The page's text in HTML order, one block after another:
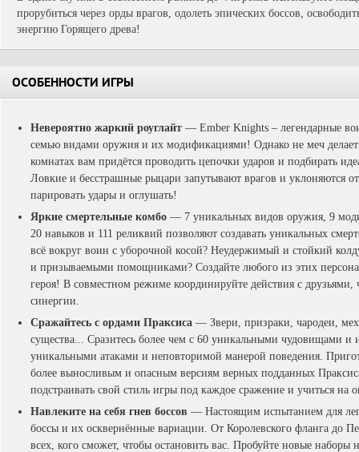
прорубиться через орды врагов, одолеть эпических боссов,
энергию Горящего древа!
ОСОБЕННОСТИ ИГРЫ
Невероятно жаркий роуглайт — Ember Knights – легендарные
семью видами оружия и их модификациями! Однако не меч
комнатах вам придётся проводить цепочки ударов и подбирать
Ловкие и бесстрашные рыцари запутывают врагов и уклоняются
парировать удары и оглушать!
Яркие смертельные комбо — 7 уникальных видов оружия, 9
20 навыков и 111 реликвий позволяют создавать уникальных
всё вокруг воин с уборочной косой? Неудержимый и стойкий
и призываемыми помощниками? Создайте любого из этих
героя! В совместном режиме координируйте действия с
синергии.
Сражайтесь с ордами Праксиса — Звери, призраки, чародеи,
существа... Сразитесь более чем с 60 уникальными чудовищами
уникальными атаками и неповторимой манерой поведения.
более выносливым и опасным версиям верных подданных
подстраивать свой стиль игры под каждое сражение и учиться на
Навлеките на себя гнев боссов — Настоящим испытанием для
боссы и их осквернённые вариации. От Королевского фланга до
всех, кого сможет, чтобы остановить вас. Пробуйте новые наборы